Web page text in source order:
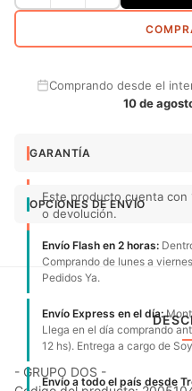
Comprando desde el
10 de
GARANTÍA
Este producto cuenta con
o devolución.
OPCIONES DE ENVÍO
Envío Flash en 2 horas:
Comprando de lunes a
Pedidos Ya.
Envío Express en el día:
Llega en el día comprando
12 hs). Entrega a cargo de
Envío a todo el país desde
- GRUPO DOS -